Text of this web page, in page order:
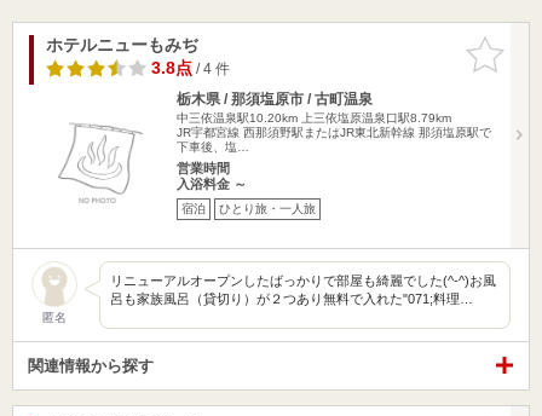
お気に入
りに追加
ホテルニューもみぢ
3.8点/ 4 件
栃木県 / 那須塩原市 / 古町温泉
中三依温泉駅10.20km
上三依塩原温泉口駅8.79km
JR宇都宮線 西那須野駅またはJR東北新幹線 那須塩原駅で
下車後、塩…
営業時間
入浴料金 ～
宿泊 ひとり旅・一人旅
匿名
リニューアルオープンしたばっかりで部屋も綺麗でした(^-^)お風
呂も家族風呂（貸切り）が２つあり無料で入れた"071;料理…
関連情報から探す